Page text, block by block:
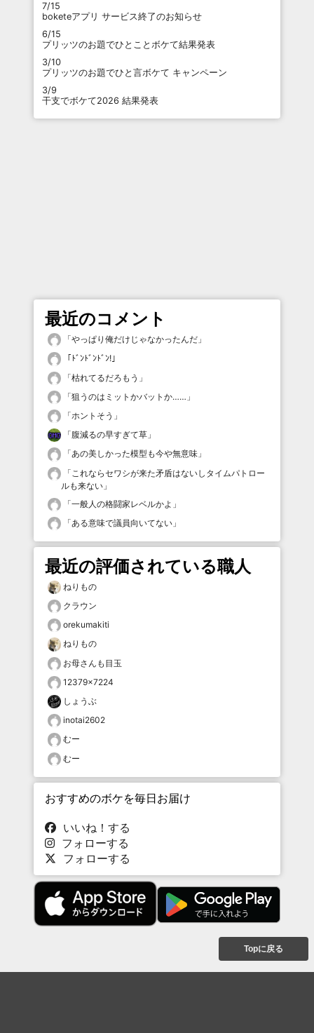
7/15
boketeアプリ サービス終了のお知らせ
6/15
プリッツのお題でひとことボケて結果発表
3/10
プリッツのお題でひと言ボケて キャンペーン
3/9
干支でボケて2026 結果発表
最近のコメント
「やっぱり俺だけじゃなかったんだ 」
「 ﾄﾞﾝﾄﾞﾝﾄﾞﾝ! 」
「枯れてるだろもう 」
「狙うのはミットかバットか…… 」
「ホントそう 」
「腹減るの早すぎて草 」
「あの美しかった模型も今や無意味 」
「 これならセワシが来た矛盾はないしタイムパトロー
ルも来ない 」
「一般人の格闘家レベルかよ 」
「ある意味で議員向いてない 」
最近の評価されている職人
ねりもの
クラウン
orekumakiti
ねりもの
お母さんも目玉
12379×7224
しょうぶ
inotai2602
むー
むー
おすすめのボケを毎日お届け
いいね！する
フォローする
フォローする
Topに戻る